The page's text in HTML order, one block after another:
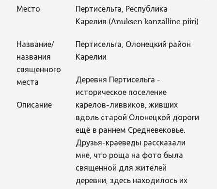
Место
Пертисельга, Республика
Карелия (Anuksen kanzalline piiri)
Название/
названия
священного
места
Пертисельга, Олонецкий район
Карелии
Описание
Деревня Пертисельга -
историческое поселение
карелов-ливвиков, живших
вдоль старой Олонецкой дороги
ещё в раннем Средневековье.
Друзья-краеведы рассказали
мне, что роща на фото была
священной для жителей
деревни, здесь находилось их